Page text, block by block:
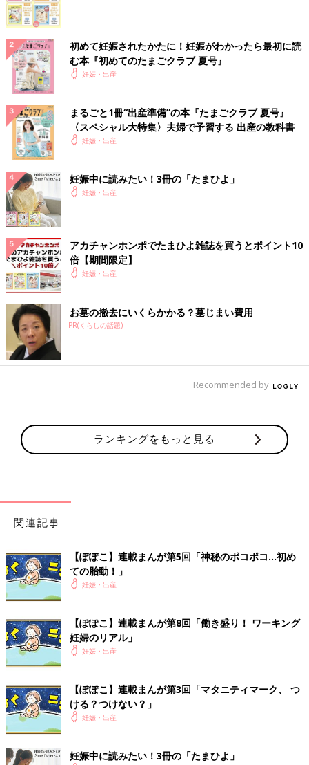
初めて妊娠されたかたに！妊娠がわかったら最初に読
む本『初めてのたまごクラブ 夏号』
妊娠・出産
まるごと1冊“出産準備”の本『たまごクラブ 夏号』
〈スペシャル大特集〉夫婦で予習する 出産の教科書
妊娠・出産
妊娠中に読みたい！3冊の「たまひよ」
妊娠・出産
アカチャンホンポでたまひよ雑誌を買うとポイント10
倍【期間限定】
妊娠・出産
お墓の撤去にいくらかかる？墓じまい費用
PR(くらしの話題)
Recommended by
ランキングをもっと見る
関連記事
【ぽぽこ】連載まんが第5回「神秘のポコポコ…初め
ての胎動！」
妊娠・出産
【ぽぽこ】連載まんが第8回「働き盛り！ ワーキング
妊婦のリアル」
妊娠・出産
【ぽぽこ】連載まんが第3回「マタニティマーク、 つ
ける？つけない？」
妊娠・出産
妊娠中に読みたい！3冊の「たまひよ」